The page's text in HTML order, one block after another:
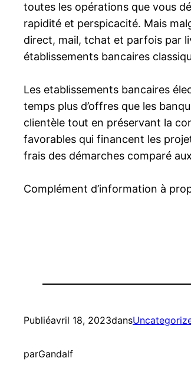
toutes les opérations que vous
rapidité et perspicacité. Mais
direct, mail, tchat et parfois par
établissements bancaires
Les etablissements bancaires
temps plus d’offres que les
clientèle tout en préservant la
favorables qui financent les
frais des démarches comparé
Complément d’information à
Publiéavril 18, 2023dans
parGandalf